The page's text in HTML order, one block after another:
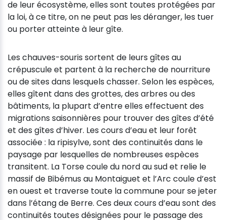
de leur écosystème, elles sont toutes protégées par
la loi, à ce titre, on ne peut pas les déranger, les tuer
ou porter atteinte à leur gîte.
Les chauves-souris sortent de leurs gîtes au
crépuscule et partent à la recherche de nourriture
ou de sites dans lesquels chasser. Selon les espèces,
elles gîtent dans des grottes, des arbres ou des
bâtiments, la plupart d’entre elles effectuent des
migrations saisonnières pour trouver des gîtes d’été
et des gîtes d’hiver. Les cours d’eau et leur forêt
associée : la ripisylve, sont des continuités dans le
paysage par lesquelles de nombreuses espèces
transitent. La Torse coule du nord au sud et relie le
massif de Bibémus au Montaiguet et l’Arc coule d’est
en ouest et traverse toute la commune pour se jeter
dans l’étang de Berre. Ces deux cours d’eau sont des
continuités toutes désignées pour le passage des